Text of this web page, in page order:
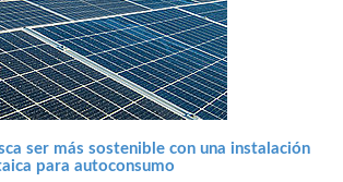
ser más sostenible con una instalación
para autoconsumo